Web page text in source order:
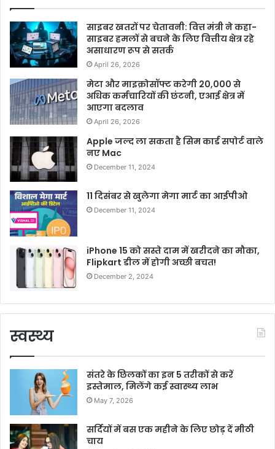
साइबर खतरों पर चेतावनी: वित्त मंत्री ने कहा-
साइबर हमलों से बचने के लिए वित्तीय क्षेत्र रहे
असाधारण रूप से सतर्क
April 26, 2026
मेटा और माइक्रोसॉफ्ट करेगी 20,000 से
अधिक कर्मचारियों की छंटनी, एआई क्षेत्र में
आएगा बदलाव
April 26, 2026
Apple जल्द ला सकता है सिम कार्ड सपोर्ट वाले
नए Mac
December 11, 2024
11 दिसंबर से खुलेगा मेगा मार्ट का आईपीओ
December 11, 2024
iPhone 15 को सस्ते दाम में खरीदने का मौका,
Flipkart डील में होगी अच्छी बचत!
December 2, 2024
स्वस्थ्य
संतरे के छिलकों का इन 5 तरीकों से करें
इस्तेमाल, मिलेंगे कई स्वास्थ्य लाभ
May 7, 2026
सर्दियों में बस एक महीने के लिए छोड़ दें मीठी
चाय